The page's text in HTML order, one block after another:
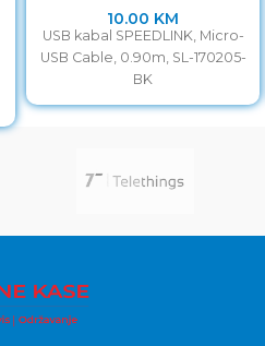
10.00 KM
USB kabal SPEEDLINK, Micro-
USB Cable, 0.90m, SL-170205-
BK